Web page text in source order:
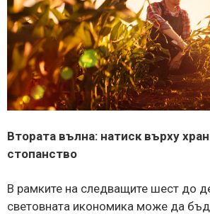
Втората вълна: натиск върху
стопанство
В рамките на следващите шест до
световната икономика може да